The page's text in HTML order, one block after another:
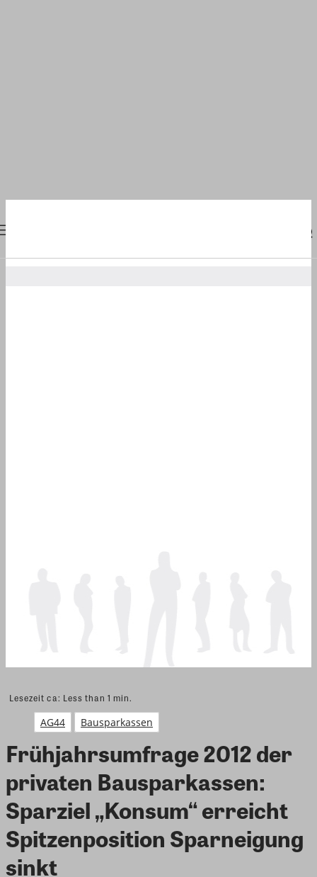
Lesezeit ca: Less than 1 min.
AG44 Bausparkassen
Frühjahrsumfrage 2012 der
privaten Bausparkassen:
Sparziel „Konsum“ erreicht
Spitzenposition Sparneigung
sinkt